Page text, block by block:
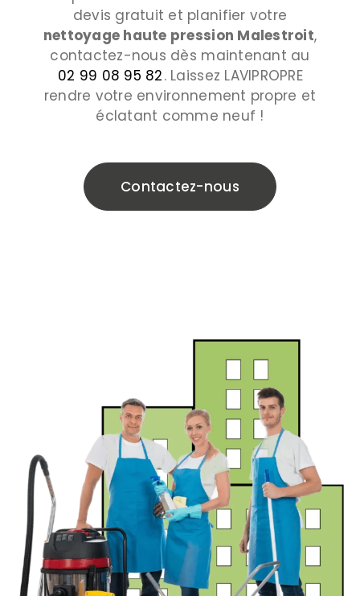
devis gratuit et planifier votre
nettoyage haute pression Malestroit,
contactez-nous dès maintenant au
02 99 08 95 82. Laissez LAVIPROPRE
rendre votre environnement propre et
éclatant comme neuf !
Contactez-nous